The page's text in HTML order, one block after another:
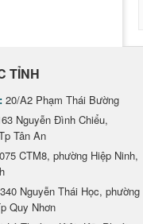
TỈNH
20/A2 Phạm Thái Bường
Nguyễn Đình Chiểu,
Tân An
CTM8, phường Hiệp Ninh,
340 Nguyễn Thái Học, phường
Quy Nhơn